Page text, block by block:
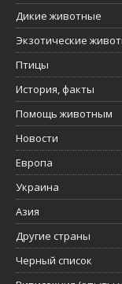
Дикие животные
Экзотические
Птицы
История, факты
Помощь животным
Новости
Европа
Украина
Азия
Другие страны
Черный список